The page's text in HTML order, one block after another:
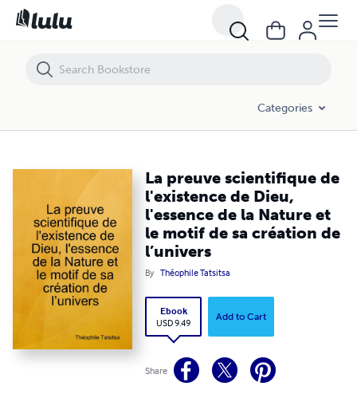
Categories
La preuve scientifique de
l'existence de Dieu,
l'essence de la Nature et
le motif de sa création de
l’univers
By Théophile Tatsitsa
Ebook
USD 9.49
Add to Cart
Share
La preuve scientifique de l'existence de Dieu, l'essence de la Nature